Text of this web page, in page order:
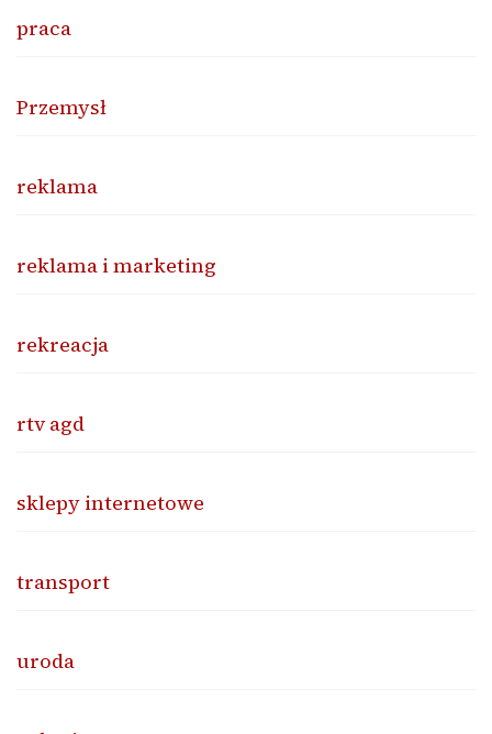
praca
Przemysł
reklama
reklama i marketing
rekreacja
rtv agd
sklepy internetowe
transport
uroda